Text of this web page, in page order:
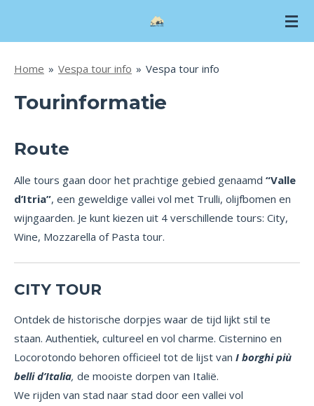
content
Home » Vespa tour info » Vespa tour info
Tourinformatie
Route
Alle tours gaan door het prachtige gebied genaamd “Valle
d’Itria”, een geweldige vallei vol met Trulli, olijfbomen en
wijngaarden. Je kunt kiezen uit 4 verschillende tours: City,
Wine, Mozzarella of Pasta tour.
CITY TOUR
Ontdek de historische dorpjes waar de tijd lijkt stil te
staan. Authentiek, cultureel en vol charme. Cisternino en
Locorotondo behoren officieel tot de lijst van I borghi più
belli d’Italia, de mooiste dorpen van Italië.
We rijden van stad naar stad door een vallei vol